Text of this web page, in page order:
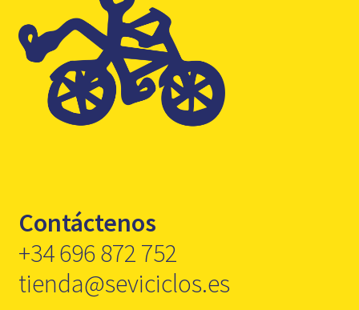
Contáctenos
+34 696 872 752
tienda@seviciclos.es